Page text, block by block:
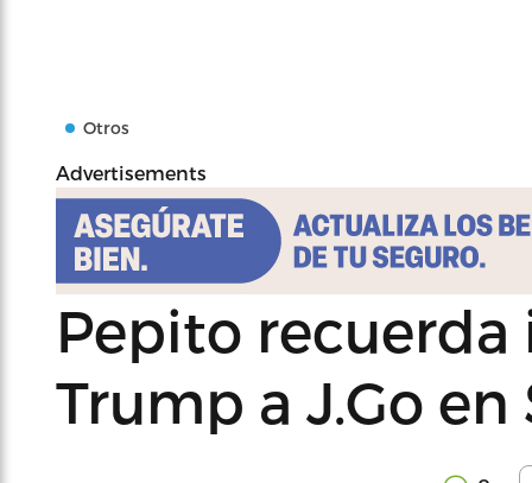
Otros
Advertisements
Pepito recuerda
Trump a J.Go